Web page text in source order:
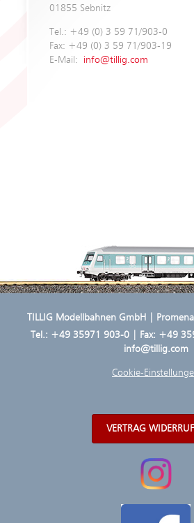
01855 Sebnitz
Tel.: +49 (0) 3 59 71/903-0
Fax: +49 (0) 3 59 71/903-19
E-Mail: info@tillig.com
TILLIG Modellbahnen GmbH |
Tel.: +49 35971 903-0| Fax: +49
info@tillig.com
Cookie-
VERTRAG